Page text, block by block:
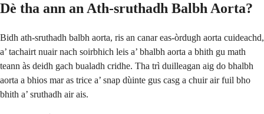
Dè tha ann an Ath-sruthadh Balbh Aorta?
Bidh ath-sruthadh balbh aorta, ris an canar eas-òrdugh aorta cuideachd,
a’ tachairt nuair nach soirbhich leis a’ bhalbh aorta a bhith gu math
teann às deidh gach bualadh cridhe. Tha trì duilleagan aig do bhalbh
aorta a bhios mar as trice a’ snap dùinte gus casg a chuir air fuil bho
bhith a’ sruthadh air ais.